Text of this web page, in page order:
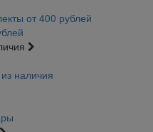
от 400 рублей
наличия